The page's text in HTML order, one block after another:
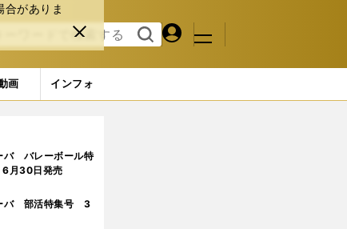
がありま
閉じ
る
検索
る
マイペ
ジ
メニュ
画 インフォ
念でした」
バ バレーボール特
月30日発売
バ 部活特集号 3